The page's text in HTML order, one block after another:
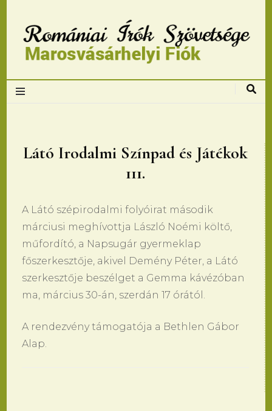
Romániai Írók
Marosvásárhelyi
Látó Irodalmi Színpad és Játékok
111.
A Látó szépirodalmi folyóirat második
márciusi meghívottja László Noémi költő,
műfordító, a Napsugár gyermeklap
főszerkesztője, akivel Demény Péter, a Látó
szerkesztője beszélget a Gemma kávézóban
ma, március 30-án, szerdán 17 órától.
A rendezvény támogatója a Bethlen Gábor
Alap.